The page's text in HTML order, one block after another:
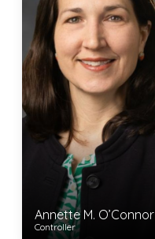
Annette M. O’Connor
Controller